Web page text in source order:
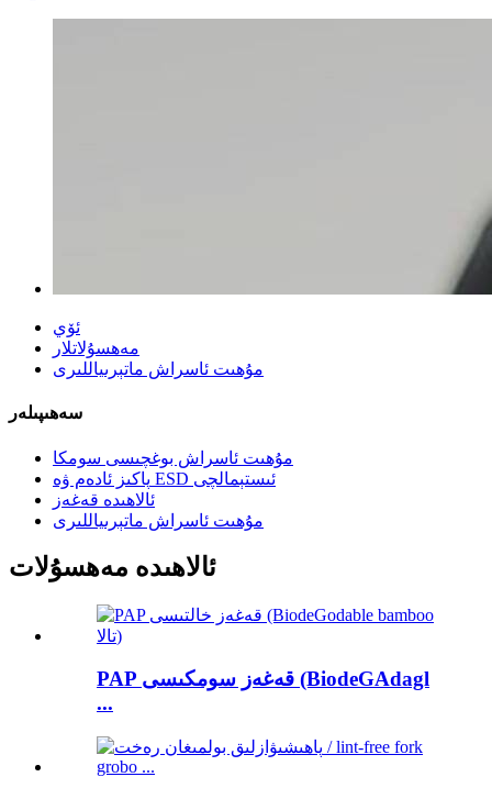
ئۆي
مەھسۇلاتلار
مۇھىت ئاسراش ماتېرىياللىرى
سەھىپىلەر
مۇھىت ئاسراش بوغچىسى سومكا
پاكىز ئادەم ۋە ESD ئىستېمالچى
ئالاھىدە قەغەز
مۇھىت ئاسراش ماتېرىياللىرى
ئالاھىدە مەھسۇلات
PAP قەغەز سومكىسى (BiodeGAdagl
...